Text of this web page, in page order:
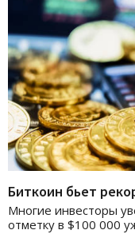
Биткоин бьет
Многие инвесторы
отметку в $100 000